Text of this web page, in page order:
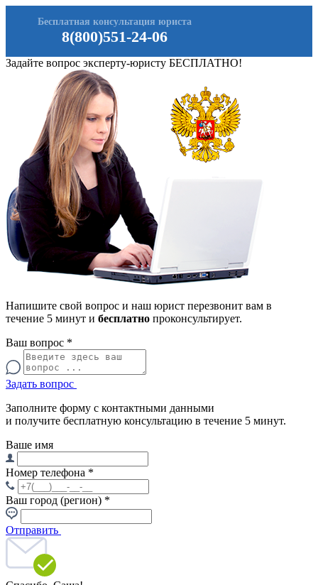
8(800)551-24-06
Бесплатная консультация юриста
Задайте вопрос эксперту-юристу БЕСПЛАТНО!
Напишите свой вопрос и наш юрист перезвонит вам в
течение 5 минут и бесплатно проконсультирует.
Ваш вопрос *
Задать вопрос
Заполните форму с контактными данными
и получите бесплатную консультацию в течение 5 минут.
Ваше имя
Номер телефона *
Ваш город (регион) *
Отправить